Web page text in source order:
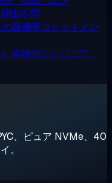
由不問
の稼働率コミットメン
本物のエンジニア、
、ピュア NVMe、40
。